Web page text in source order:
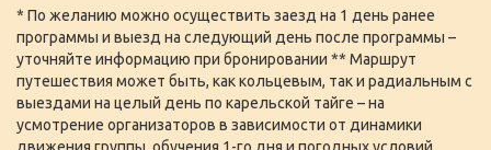
* По желанию можно осуществить заезд на 1 день ранее
программы и выезд на следующий день после программы –
уточняйте информацию при бронировании ** Маршрут
путешествия может быть, как кольцевым, так и радиальным с
выездами на целый день по карельской тайге – на
усмотрение организаторов в зависимости от динамики